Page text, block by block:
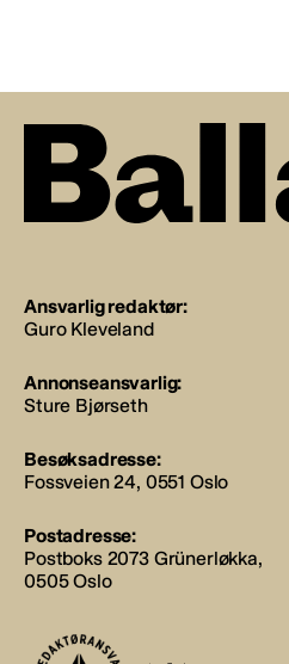
Ansvarlig redaktør:
Guro Kleveland
Annonseansvarlig:
Sture Bjørseth
Besøksadresse:
Fossveien 24, 0551 Oslo
Postadresse:
Postboks 2073 Grünerløkka,
0505 Oslo